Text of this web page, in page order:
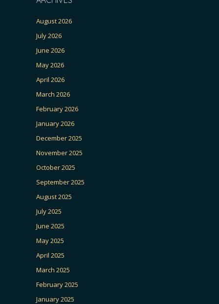
August 2026
July 2026
June 2026
May 2026
April 2026
March 2026
February 2026
January 2026
December 2025
November 2025
October 2025
September 2025
August 2025
July 2025
June 2025
May 2025
April 2025
March 2025
February 2025
January 2025